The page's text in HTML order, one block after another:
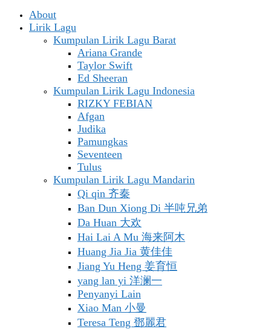
About
Lirik Lagu
Kumpulan Lirik Lagu Barat
Ariana Grande
Taylor Swift
Ed Sheeran
Kumpulan Lirik Lagu Indonesia
RIZKY FEBIAN
Afgan
Judika
Pamungkas
Seventeen
Tulus
Kumpulan Lirik Lagu Mandarin
Qi qin 齐秦
Ban Dun Xiong Di 半吨兄弟
Da Huan 大欢
Hai Lai A Mu 海来阿木
Huang Jia Jia 黄佳佳
Jiang Yu Heng 姜育恒
yang lan yi 洋澜一
Penyanyi Lain
Xiao Man 小曼
Teresa Teng 鄧麗君